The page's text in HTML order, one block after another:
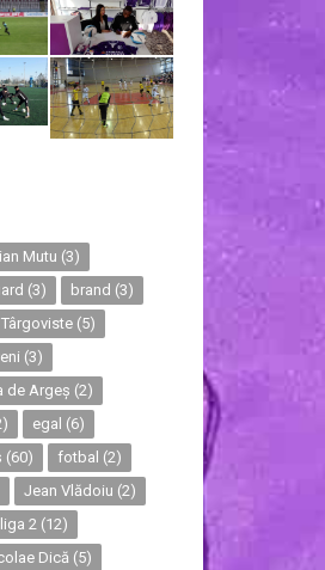
Mutu (3)
(3) brand (3)
(5)
(3)
de Argeș (2)
egal (6)
(60) fotbal (2)
Jean Vlădoiu (2)
liga 2 (12)
Dică (5)